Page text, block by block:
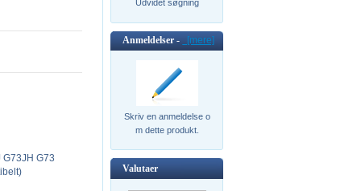
G73JH G73
Udvidet søgning
Anmeldelser - [mere]
Skriv en anmeldelse o
m dette produkt.
Valutaer